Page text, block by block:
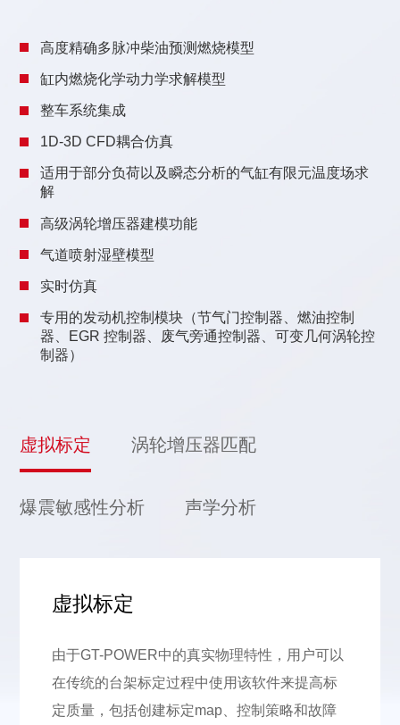
高度精确多脉冲柴油预测燃烧模型
缸内燃烧化学动力学求解模型
整车系统集成
1D-3D CFD耦合仿真
适用于部分负荷以及瞬态分析的气缸有限元温度场求
解
高级涡轮增压器建模功能
气道喷射湿壁模型
实时仿真
专用的发动机控制模块（节气门控制器、燃油控制
器、EGR 控制器、废气旁通控制器、可变几何涡轮控
制器）
虚拟标定 涡轮增压器匹配
爆震敏感性分析 声学分析
虚拟标定
由于GT-POWER中的真实物理特性，用户可以
在传统的台架标定过程中使用该软件来提高标
定质量，包括创建标定map、控制策略和故障